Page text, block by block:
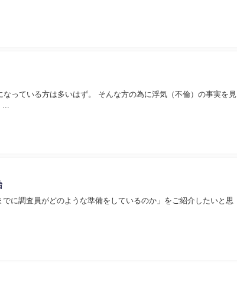
なっている方は多いはず。 そんな方の為に浮気（不倫）の事実を見
...
に調査員がどのような準備をしているのか」をご紹介したいと思